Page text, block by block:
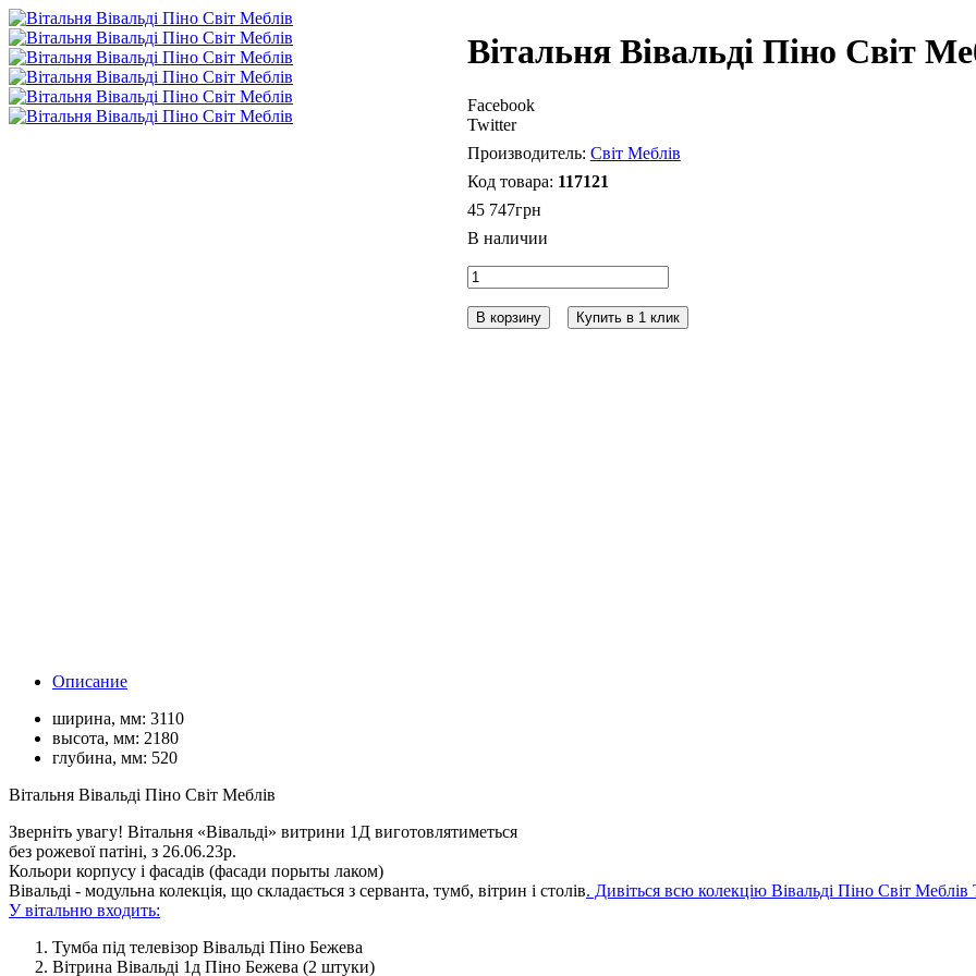
Вітальня Вівальді Піно Світ
Facebook
Twitter
Світ Меблів
117121
45 747грн
В корзину Купить в 1 клик
Описание
ширина, мм: 3110
высота, мм: 2180
глубина, мм: 520
Вітальня Вівальді Піно Світ Меблів
Зверніть увагу! Вітальня «Вівальді» витрини 1Д виготовлятиметься
без рожевої патіні, з 26.06.23р.
Кольори корпусу і фасадів (фасади порыты лаком)
Вівальді - модульна колекція, що складається з серванта, тумб, вітрин і столів. Дивіться всю колекцію Вівальді Піно Світ
У вітальню входить:
Тумба під телевізор Вівальді Піно Бежева
Вітрина Вівальді 1д Піно Бежева (2 штуки)